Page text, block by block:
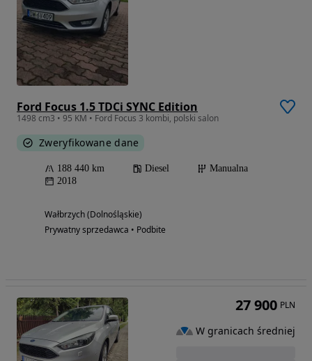
Ford Focus 1.5 TDCi SYNC Edition
1498 cm3 • 95 KM • Ford Focus 3 kombi, polski salon
Zweryfikowane dane
188 440 km Diesel
Manualna
2018
Wałbrzych (Dolnośląskie)
Prywatny sprzedawca • Podbite
27 900 PLN
W granicach średniej